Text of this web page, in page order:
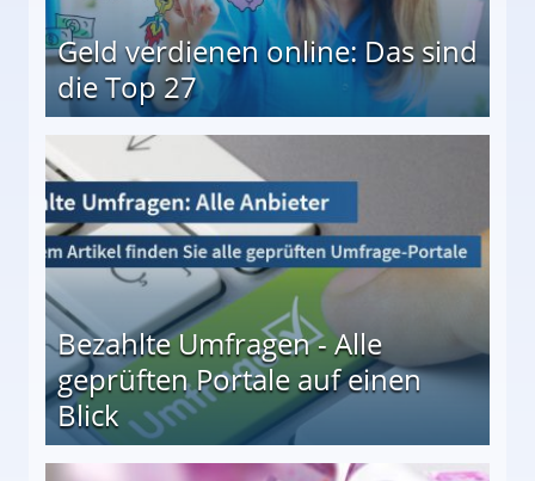
Geld verdienen online: Das sind
die Top 27
Bezahlte Umfragen - Alle
geprüften Portale auf einen
Blick
auf einen Blick